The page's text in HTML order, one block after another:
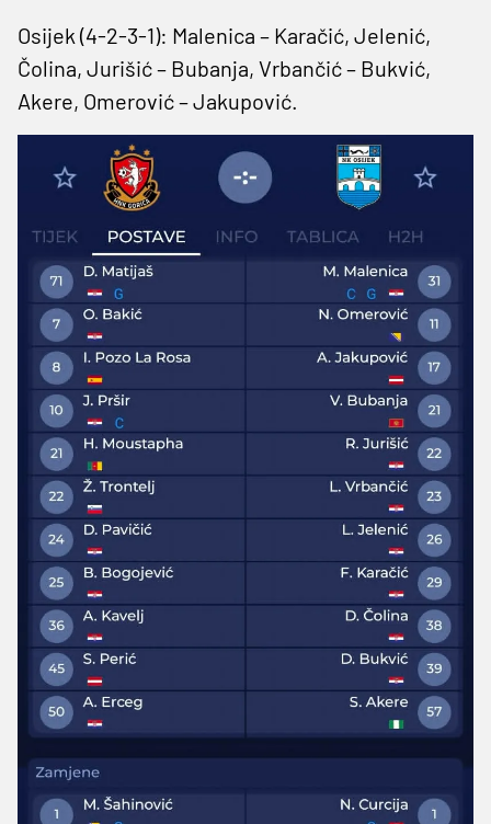
Osijek (4-2-3-1): Malenica – Karačić, Jelenić,
Čolina, Jurišić – Bubanja, Vrbančić – Bukvić,
Akere, Omerović – Jakupović.